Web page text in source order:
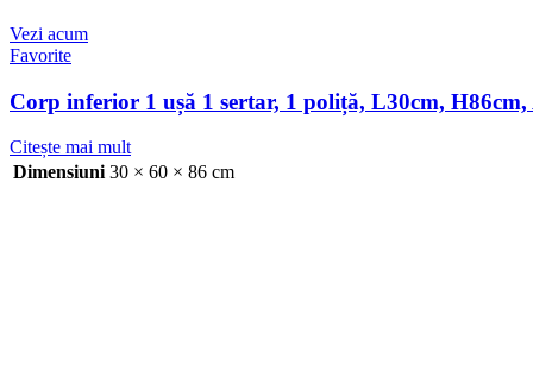
Vezi acum
Favorite
Corp inferior 1 ușă 1 sertar, 1 poliță, L30cm, H86cm,
Citește mai mult
Dimensiuni 30 × 60 × 86 cm